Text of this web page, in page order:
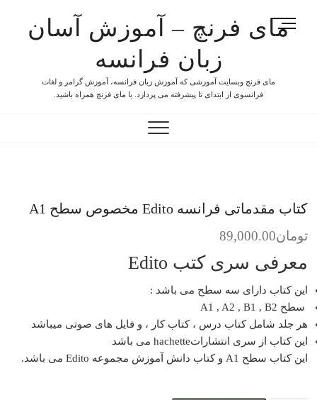
مای فرنچ – آموزش آسان
زبان فرانسه
مای فرنچ وبسایت آموزشی که آموزش زبان فرانسه، آموزش گرامر و لغات
فرانسوی از ابتدای تا پیشرفته می پردازد. با مای فرنچ همراه باشید.
M
e
کتاب مقدماتی فرانسه Edito مخصوص سطح A1
تومان89,000.00
معرفی سری کتب Edito
این کتاب دارای سه سطح می باشد :
سطح A1 , A2 , B1 , B2
هر جلد شامل کتاب درس ، کتاب کار ، و فایل های صوتی میباشد
این کتاب از سری انتشاراتhachette می باشد
این کتاب سطح A1 و کتاب دانش آموزش مجموعه Edito می باشد.